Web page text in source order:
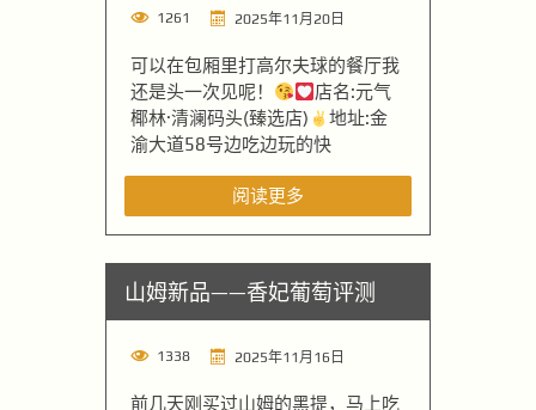
1261 2025年11月20日
可以在包厢里打高尔夫球的餐厅我
还是头一次见呢！
店名:元气
椰林·清澜码头(臻选店)
地址:金
渝大道58号边吃边玩的快
阅读更多
山姆新品——香妃葡萄评测
1338 2025年11月16日
前几天刚买过山姆的黑提，马上吃